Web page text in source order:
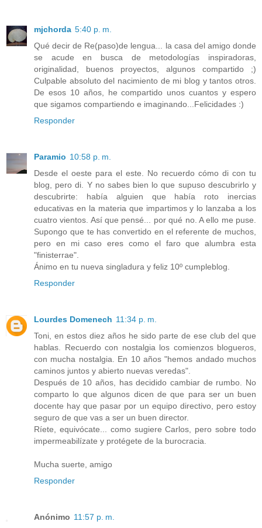
mjchorda 5:40 p. m.
Qué decir de Re(paso)de lengua... la casa del amigo donde
se acude en busca de metodologías inspiradoras,
originalidad, buenos proyectos, algunos compartido ;)
Culpable absoluto del nacimiento de mi blog y tantos otros.
De esos 10 años, he compartido unos cuantos y espero
que sigamos compartiendo e imaginando...Felicidades :)
Responder
Paramio 10:58 p. m.
Desde el oeste para el este. No recuerdo cómo di con tu
blog, pero di. Y no sabes bien lo que supuso descubrirlo y
descubrirte: había alguien que había roto inercias
educativas en la materia que impartimos y lo lanzaba a los
cuatro vientos. Así que pensé... por qué no. A ello me puse.
Supongo que te has convertido en el referente de muchos,
pero en mi caso eres como el faro que alumbra esta
"finisterrae".
Ánimo en tu nueva singladura y feliz 10º cumpleblog.
Responder
Lourdes Domenech 11:34 p. m.
Toni, en estos diez años he sido parte de ese club del que
hablas. Recuerdo con nostalgia los comienzos blogueros,
con mucha nostalgia. En 10 años "hemos andado muchos
caminos juntos y abierto nuevas veredas".
Después de 10 años, has decidido cambiar de rumbo. No
comparto lo que algunos dicen de que para ser un buen
docente hay que pasar por un equipo directivo, pero estoy
seguro de que vas a ser un buen director.
Ríete, equivócate... como sugiere Carlos, pero sobre todo
impermeabilízate y protégete de la burocracia.
Mucha suerte, amigo
Responder
Anónimo 11:57 p. m.